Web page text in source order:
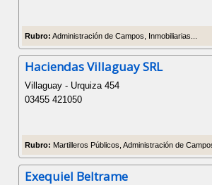
Rubro: Administración de Campos, Inmobiliarias...
Haciendas Villaguay SRL
Villaguay - Urquiza 454
03455 421050
Rubro: Martilleros Públicos, Administración de
Exequiel Beltrame